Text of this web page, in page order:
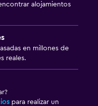
alojamientos
en millones de
reales.
para realizar un